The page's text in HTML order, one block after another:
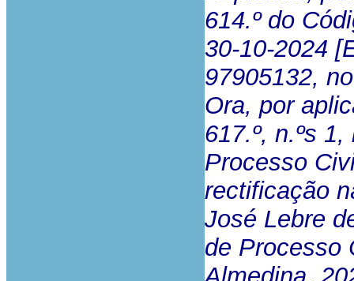
614.º do
30-10-2024
97905132,
Ora, por
617.º, n.ºs
Processo
rectificação
José Lebre
de Processo